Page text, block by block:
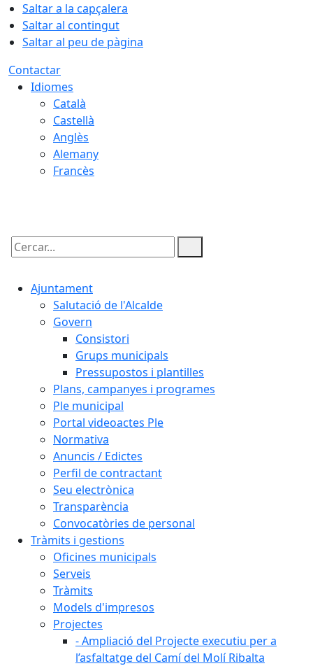
Saltar a la capçalera
Saltar al contingut
Saltar al peu de pàgina
Contactar
Idiomes
Català
Castellà
Anglès
Alemany
Francès
Cercar:
Ajuntament
Salutació de l'Alcalde
Govern
Consistori
Grups municipals
Pressupostos i plantilles
Plans, campanyes i programes
Ple municipal
Portal videoactes Ple
Normativa
Anuncis / Edictes
Perfil de contractant
Seu electrònica
Transparència
Convocatòries de personal
Tràmits i gestions
Oficines municipals
Serveis
Tràmits
Models d'impresos
Projectes
- Ampliació del Projecte executiu per a
l’asfaltatge del Camí del Molí Ribalta